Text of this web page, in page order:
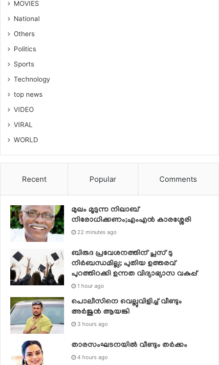
MOVIES
National
Others
Politics
Sports
Technology
top news
VIDEO
VIRAL
WORLD
Recent Popular Comments
മുഖം മൂടുന്ന നിഖാബ്
നിരോധിക്കണം;എംഎൻ കാരശ്ശേരി
22 minutes ago
ബിരുദ പ്രവേശനത്തിന് പ്ലസ് ടു
നിര്‍ബന്ധമില്ല; പുതിയ ഉത്തരവ്
പുറത്തിറക്കി ഉന്നത വിദ്യാഭ്യാസ വകുപ്പ്
1 hour ago
പൊലീസിനെ വെല്ലുവിളിച്ച് വീണ്ടും
അർജുൻ ആയങ്കി
3 hours ago
താരസംഘടനയില്‍ വീണ്ടും തര്‍ക്കം
4 hours ago